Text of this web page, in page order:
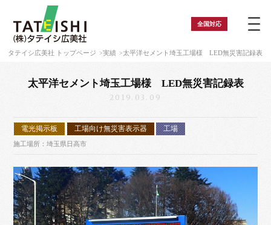
全国対応
タテイシ広美社 トップページ 実績 太平洋セメント埼玉工場様 LED無災害記録表
太平洋セメント埼玉工場様 LED無災害記録表
2019.03.09
電光掲示板 工場向け無災害表示器 工場
施工場所：埼玉県日高市